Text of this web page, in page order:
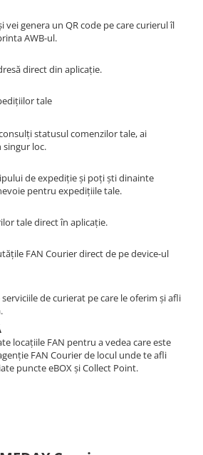
vei genera un QR code pe care curierul îl
AWB-ul.
direct din aplicație.
tale
statusul comenzilor tale, ai
loc.
de expediție și poți ști dinainte
pentru expedițiile tale.
tale direct în aplicație.
FAN Courier direct de pe device-ul
de curierat pe care le oferim și afli
locațiile FAN pentru a vedea care este
FAN Courier de locul unde te afli
puncte eBOX și Collect Point.